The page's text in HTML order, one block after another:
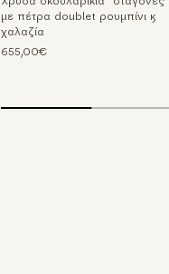
με πέτρα doublet ρουμπίνι &
χαλαζία
655,00€